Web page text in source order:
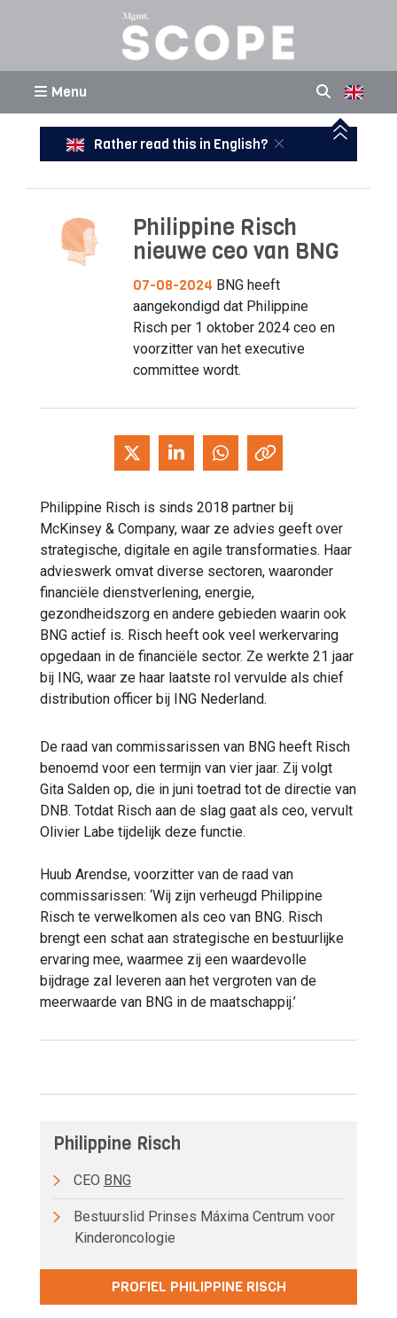
Menu
Rather read this in English?
Philippine Risch
nieuwe ceo van BNG
07-08-2024 BNG heeft
aangekondigd dat Philippine
Risch per 1 oktober 2024 ceo en
voorzitter van het executive
committee wordt.
Philippine Risch is sinds 2018 partner bij
McKinsey & Company, waar ze advies geeft over
strategische, digitale en agile transformaties. Haar
advieswerk omvat diverse sectoren, waaronder
financiële dienstverlening, energie,
gezondheidszorg en andere gebieden waarin ook
BNG actief is. Risch heeft ook veel werkervaring
opgedaan in de financiële sector. Ze werkte 21 jaar
bij ING, waar ze haar laatste rol vervulde als chief
distribution officer bij ING Nederland.
De raad van commissarissen van BNG heeft Risch
benoemd voor een termijn van vier jaar. Zij volgt
Gita Salden op, die in juni toetrad tot de directie van
DNB. Totdat Risch aan de slag gaat als ceo, vervult
Olivier Labe tijdelijk deze functie.
Huub Arendse, voorzitter van de raad van
commissarissen: ‘Wij zijn verheugd Philippine
Risch te verwelkomen als ceo van BNG. Risch
brengt een schat aan strategische en bestuurlijke
ervaring mee, waarmee zij een waardevolle
bijdrage zal leveren aan het vergroten van de
meerwaarde van BNG in de maatschappij.’
Philippine Risch
CEO BNG
Bestuurslid Prinses Máxima Centrum voor
Kinderoncologie
PROFIEL PHILIPPINE RISCH